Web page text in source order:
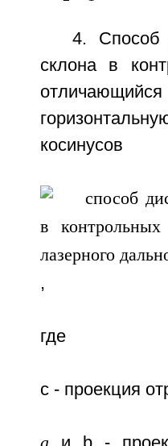
4. Способ
склона в
косинусов
,
где
с - проекция